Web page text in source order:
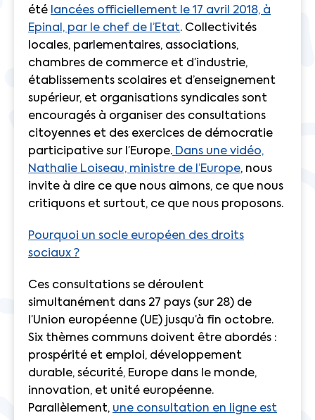
été lancées officiellement le 17 avril 2018, à
Epinal, par le chef de l’Etat. Collectivités
locales, parlementaires, associations,
chambres de commerce et d’industrie,
établissements scolaires et d’enseignement
supérieur, et organisations syndicales sont
encouragés à organiser des consultations
citoyennes et des exercices de démocratie
participative sur l’Europe. Dans une vidéo,
Nathalie Loiseau, ministre de l’Europe, nous
invite à dire ce que nous aimons, ce que nous
critiquons et surtout, ce que nous proposons.
Pourquoi un socle européen des droits
sociaux ?
Ces consultations se déroulent
simultanément dans 27 pays (sur 28) de
l’Union européenne (UE) jusqu’à fin octobre.
Six thèmes communs doivent être abordés :
prospérité et emploi, développement
durable, sécurité, Europe dans le monde,
innovation, et unité européenne.
Parallèlement, une consultation en ligne est